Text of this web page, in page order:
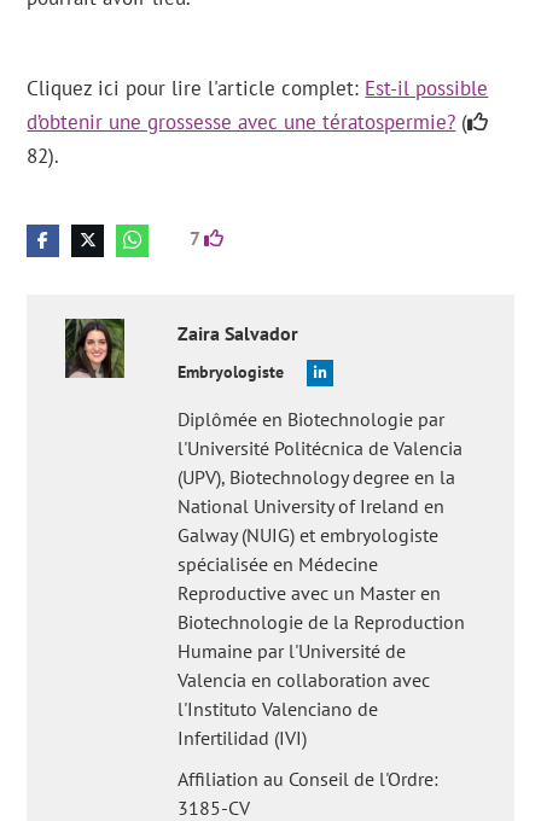
Cliquez ici pour lire l'article complet: Est-il possible
d’obtenir une grossesse avec une tératospermie? (
82).
7
Zaira Salvador
Embryologiste
Diplômée en Biotechnologie par
l'Université Politécnica de Valencia
(UPV), Biotechnology degree en la
National University of Ireland en
Galway (NUIG) et embryologiste
spécialisée en Médecine
Reproductive avec un Master en
Biotechnologie de la Reproduction
Humaine par l'Université de
Valencia en collaboration avec
l'Instituto Valenciano de
Infertilidad (IVI)
Affiliation au Conseil de l'Ordre:
3185-CV